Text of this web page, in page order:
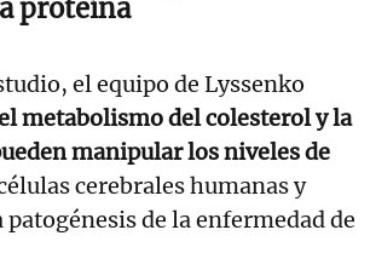
proteína
el equipo de Lyssenko
metabolismo del colesterol y la
manipular los niveles de
cerebrales humanas y
patogénesis de la enfermedad de